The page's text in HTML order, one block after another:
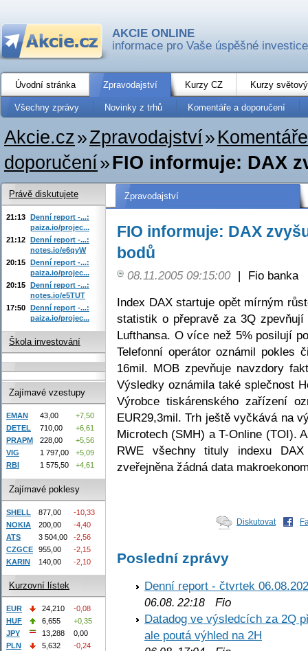
AKCIE ONLINE
informace pro Vaše úspěšné investice
Úvodní stránka Zpravodajství Kurzy CZ Kurzy
Všechny zprávy Novinky z trhů Komentáře a doporučení
Akcie.cz»Zpravodajství»
doporučení»FIO informuje: DAX
Zpravodajství
FIO informuje: DAX
bodů
08.11.2005 09:15:00 |
Fio banka
Index DAX startuje opět mírným
statistik o přepravě za 3Q
Lufthansa. O více než 5% posilují
Telefonní operátor oznámil pokles
16mil. MOB zpevňuje navzdory
Výsledky oznámila také splečnost
Výrobce tiskárenského zařízení
EUR29,3mil. Trh ještě vyčkává na
Microtech (SMH) a T-Online (TOI).
RWE všechny tituly indexu
zveřejněna žádná data
Diskutovat
Poslední zprávy
Denní report - čtvrtek
06.08. 22:18 Fio
Datadog ve výsledcích za 2Q
ale poutá výhled na 2H
Právě diskutujete
21:13 Denní report -...:
paiza.io/projec...
21:12 Denní report -...:
notes.io/e6qyW
20:15 Denní report -...:
paiza.io/projec...
20:15 Denní report -...:
notes.io/e5TUT
17:50 Denní report -...:
paiza.io/projec...
Škola investování
Zajímavé vzestupy
EMAN 43,00
+7,50
DETEL
710,00
+6,61
PRAPM
228,00
+5,56
VIG
1 797,00
+5,09
RBI
1 575,50 +4,61
Zajímavé poklesy
SHELL 877,00
-10,33
NOKIA
200,00
-4,40
ATS
3 504,00
-2,56
CZGCE
955,00
-2,15
KARIN
140,00 -2,10
Kurzovní lístek
EUR 24,210
-0,08
HUF
6,655
+0,35
JPY
13,288
0,00
PLN
5,632
-0,24